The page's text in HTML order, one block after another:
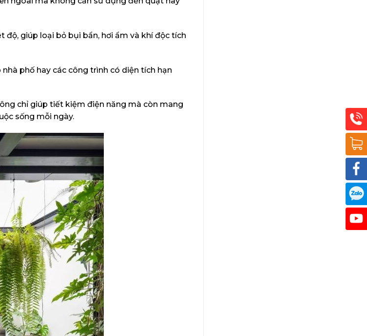
giúp loại bỏ bụi bẩn, hơi ẩm và khí độc tích
phố hay các công trình có diện tích hạn
chỉ giúp tiết kiệm điện năng mà còn mang
sống mỗi ngày.